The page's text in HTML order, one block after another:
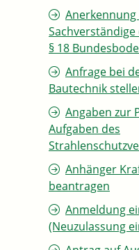
§ 18
Anfrage bei
Bautechnik
Angaben zur
Aufgaben des
Anhänger
beantragen
Anmeldung
(Neuzulassung